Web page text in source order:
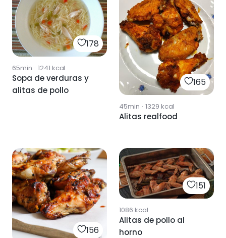
178
65min · 1241 kcal
Sopa de verduras y
alitas de pollo
165
45min · 1329 kcal
Alitas realfood
156
151
1086 kcal
Alitas de pollo al
horno